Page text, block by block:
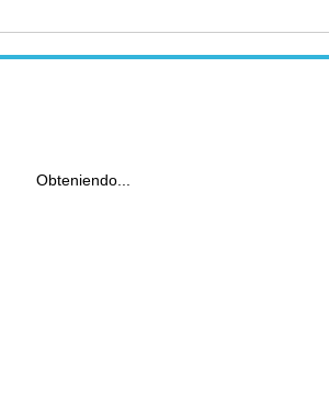
Obteniendo...